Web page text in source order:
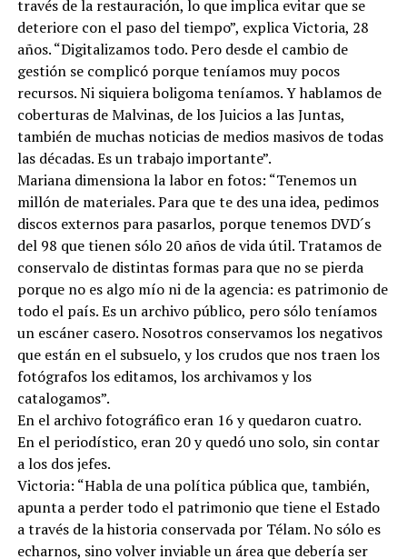
través de la restauración, lo que implica evitar que se
deteriore con el paso del tiempo”, explica Victoria, 28
años. “Digitalizamos todo. Pero desde el cambio de
gestión se complicó porque teníamos muy pocos
recursos. Ni siquiera boligoma teníamos. Y hablamos de
coberturas de Malvinas, de los Juicios a las Juntas,
también de muchas noticias de medios masivos de todas
las décadas. Es un trabajo importante”.
Mariana dimensiona la labor en fotos: “Tenemos un
millón de materiales. Para que te des una idea, pedimos
discos externos para pasarlos, porque tenemos DVD´s
del 98 que tienen sólo 20 años de vida útil. Tratamos de
conservalo de distintas formas para que no se pierda
porque no es algo mío ni de la agencia: es patrimonio de
todo el país. Es un archivo público, pero sólo teníamos
un escáner casero. Nosotros conservamos los negativos
que están en el subsuelo, y los crudos que nos traen los
fotógrafos los editamos, los archivamos y los
catalogamos”.
En el archivo fotográfico eran 16 y quedaron cuatro.
En el periodístico, eran 20 y quedó uno solo, sin contar
a los dos jefes.
Victoria: “Habla de una política pública que, también,
apunta a perder todo el patrimonio que tiene el Estado
a través de la historia conservada por Télam. No sólo es
echarnos, sino volver inviable un área que debería ser